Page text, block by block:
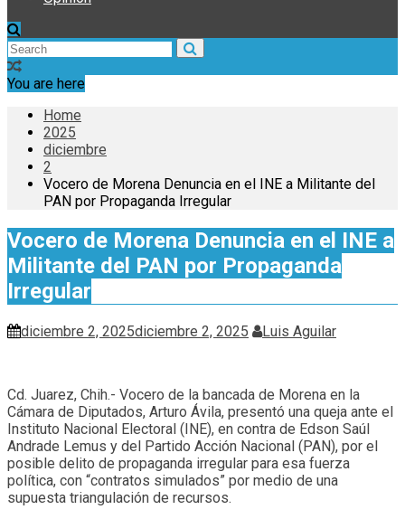
You are here
Home
2025
diciembre
2
Vocero de Morena Denuncia en el INE a Militante del
PAN por Propaganda Irregular
Vocero de Morena Denuncia en el INE a
Militante del PAN por Propaganda
Irregular
diciembre 2, 2025diciembre 2, 2025 Luis Aguilar
Cd. Juarez, Chih.- Vocero de la bancada de Morena en la
Cámara de Diputados, Arturo Ávila, presentó una queja ante el
Instituto Nacional Electoral (INE), en contra de Edson Saúl
Andrade Lemus y del Partido Acción Nacional (PAN), por el
posible delito de propaganda irregular para esa fuerza
política, con “contratos simulados” por medio de una
supuesta triangulación de recursos.